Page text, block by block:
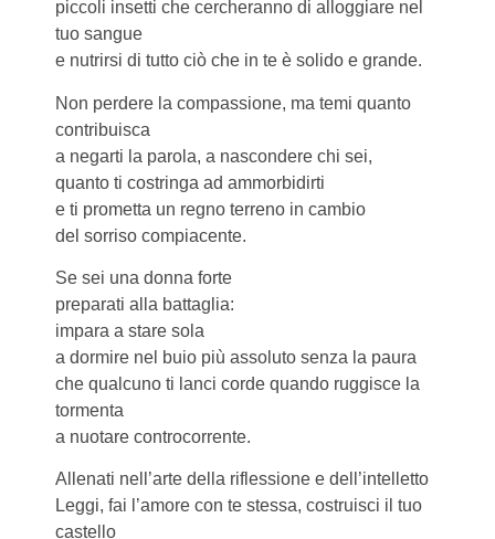
piccoli insetti che cercheranno di alloggiare nel
tuo sangue
e nutrirsi di tutto ciò che in te è solido e grande.
Non perdere la compassione, ma temi quanto
contribuisca
a negarti la parola, a nascondere chi sei,
quanto ti costringa ad ammorbidirti
e ti prometta un regno terreno in cambio
del sorriso compiacente.
Se sei una donna forte
preparati alla battaglia:
impara a stare sola
a dormire nel buio più assoluto senza la paura
che qualcuno ti lanci corde quando ruggisce la
tormenta
a nuotare controcorrente.
Allenati nell’arte della riflessione e dell’intelletto
Leggi, fai l’amore con te stessa, costruisci il tuo
castello